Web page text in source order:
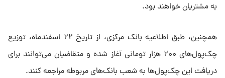
به مشتریان خواهند بود.
همچنین، طبق اطلاعیه بانک مرکزی، از تاریخ ۲۲ اسفندماه، توزیع
چک‌پول‌های ۲۰۰ هزار تومانی آغاز شده و متقاضیان می‌توانند برای
دریافت این چک‌پول‌ها به شعب بانک‌های مربوطه مراجعه کنند.